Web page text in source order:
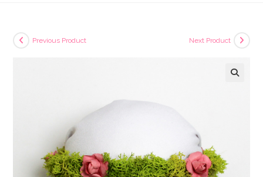
Previous Product Next Product